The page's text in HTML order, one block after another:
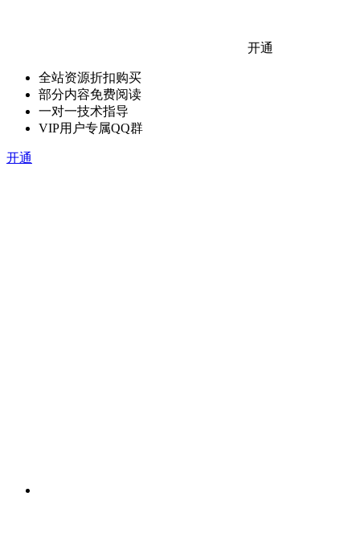
开通
全站资源折扣购买
部分内容免费阅读
一对一技术指导
VIP用户专属QQ群
开通